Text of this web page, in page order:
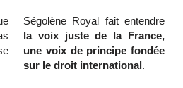
Ségolène Royal fait entendre
la voix juste de la France,
une voix de principe fondée
sur le droit international.